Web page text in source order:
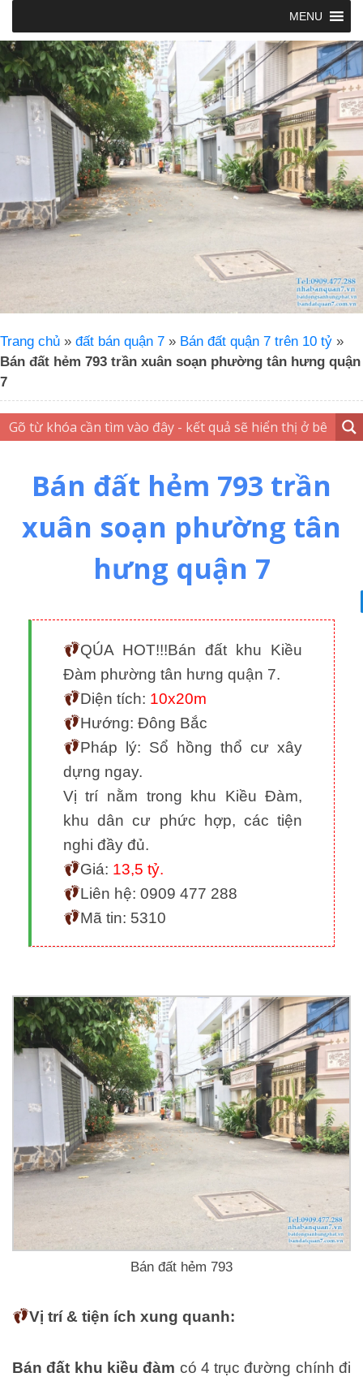
MENU
Trang chủ » đất bán quận 7 » Bán đất quận 7 trên 10 tỷ »
Bán đất hẻm 793 trần xuân soạn phường tân hưng quận
7
Bán đất hẻm 793 trần
xuân soạn phường tân
hưng quận 7
QÚA HOT!!!Bán đất khu Kiều
Đàm phường tân hưng quận 7.
Diện tích: 10x20m
Hướng: Đông Bắc
Pháp lý: Sổ hồng thổ cư xây
dựng ngay.
Vị trí nằm trong khu Kiều Đàm,
khu dân cư phức hợp, các tiện
nghi đầy đủ.
Giá: 13,5 tỷ.
Liên hệ: 0909 477 288
Mã tin: 5310
Bán đất hẻm 793
Vị trí & tiện ích xung quanh:
Bán đất khu kiều đàm có 4 trục đường chính đi